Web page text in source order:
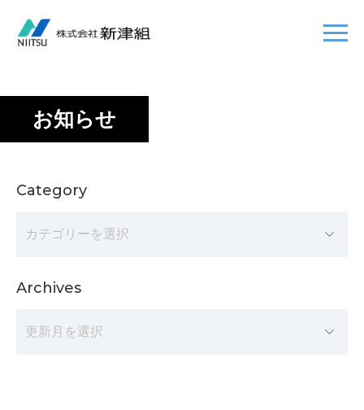
お知らせ
Category
Archives